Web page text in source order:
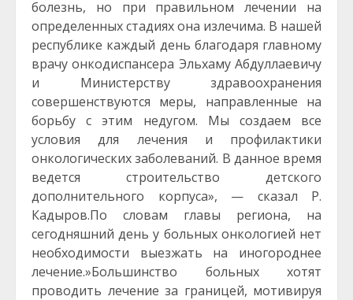
болезнь, но при правильном лечении на
определенных стадиях она излечима. В нашей
республике каждый день благодаря главному
врачу онкодиспансера Эльхаму Абдуллаевичу
и Министерству здравоохранения
совершенствуются меры, направленные на
борьбу с этим недугом. Мы создаем все
условия для лечения и профилактики
онкологических заболеваний. В данное время
ведется строительство детского
дополнительного корпуса», — сказал Р.
Кадыров.По словам главы региона, на
сегодняшний день у больных онкологией нет
необходимости выезжать на иногороднее
лечение.»Большинство больных хотят
проводить лечение за границей, мотивируя